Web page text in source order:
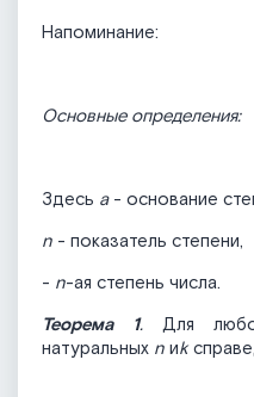
Напоминание:
Основные определения:
Здесь a- основание
n - показатель степени,
- n-ая степень числа.
Теорема 1. Для
натуральных n иk